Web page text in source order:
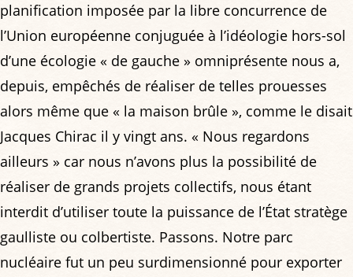
planification imposée par la libre concurrence de
l’Union européenne conjuguée à l’idéologie hors-sol
d’une écologie « de gauche » omniprésente nous a,
depuis, empêchés de réaliser de telles prouesses
alors même que « la maison brûle », comme le disait
Jacques Chirac il y vingt ans. « Nous regardons
ailleurs » car nous n’avons plus la possibilité de
réaliser de grands projets collectifs, nous étant
interdit d’utiliser toute la puissance de l’État stratège
gaulliste ou colbertiste. Passons. Notre parc
nucléaire fut un peu surdimensionné pour exporter